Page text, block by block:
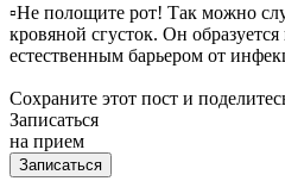
▫️Не полощите рот! Так можно
кровяной сгусток. Он
естественным барьером от
Сохраните этот пост и
Записаться
на прием
Записаться